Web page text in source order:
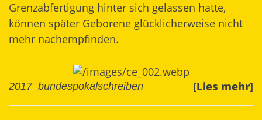
Grenzabfertigung hinter sich gelassen hatte,
können später Geborene glücklicherweise nicht
mehr nachempfinden.
[Lies mehr]
2017 bundespokalschreiben